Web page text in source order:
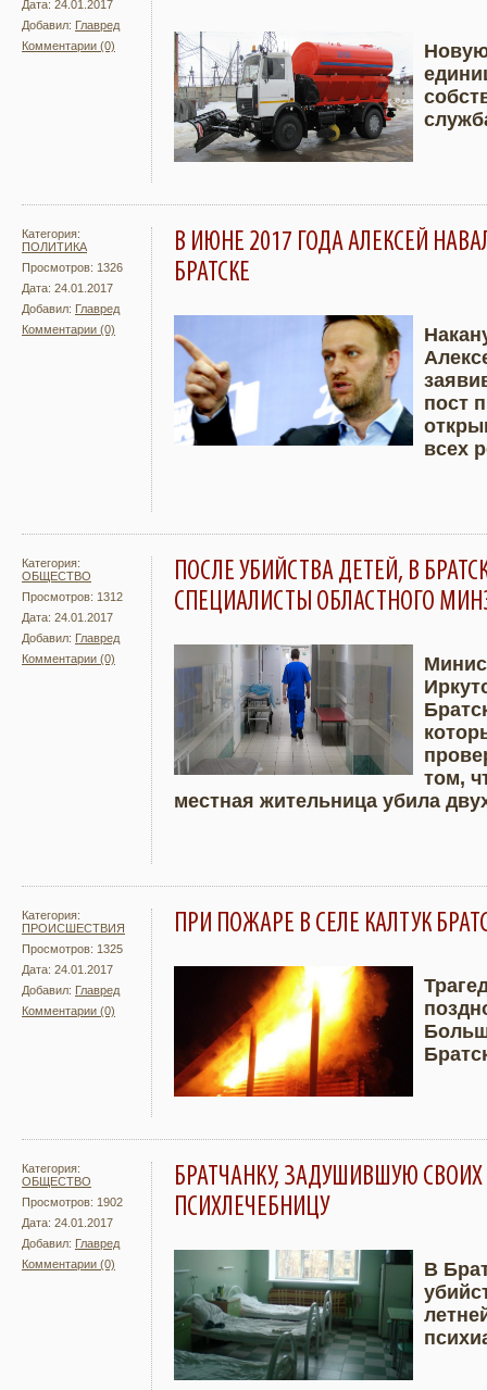
Дата: 24.01.2017
Добавил: Главред
Комментарии (0)
Подробнее
Новую
Категория:
ПОЛИТИКА
Просмотров: 1326
Дата: 24.01.2017
Добавил: Главред
Комментарии (0)
В ИЮНЕ 2017 ГОДА АЛЕКСЕЙ
БРАТСКЕ
Подробнее
пост
всех
Категория:
ОБЩЕСТВО
Просмотров: 1312
Дата: 24.01.2017
Добавил: Главред
Комментарии (0)
ПОСЛЕ УБИЙСТВА ДЕТЕЙ, В
СПЕЦИАЛИСТЫ ОБЛАСТНОГО
Подробнее
том,
местная жительница убила
Категория:
ПРОИСШЕСТВИЯ
Просмотров: 1325
Дата: 24.01.2017
Добавил: Главред
Комментарии (0)
ПРИ ПОЖАРЕ В СЕЛЕ КАЛТУК
Подробнее
Категория:
ОБЩЕСТВО
Просмотров: 1902
Дата: 24.01.2017
Добавил: Главред
Комментарии (0)
БРАТЧАНКУ, ЗАДУШИВШУЮ
ПСИХЛЕЧЕБНИЦУ
Подробнее
В